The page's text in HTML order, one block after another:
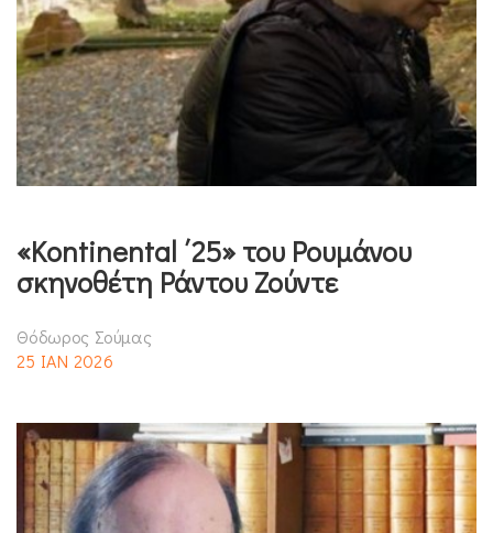
«Kontinental ΄25» του Ρουμάνου
σκηνοθέτη Ράντου Ζούντε
Θόδωρος Σούμας
25 ΙΑΝ 2026